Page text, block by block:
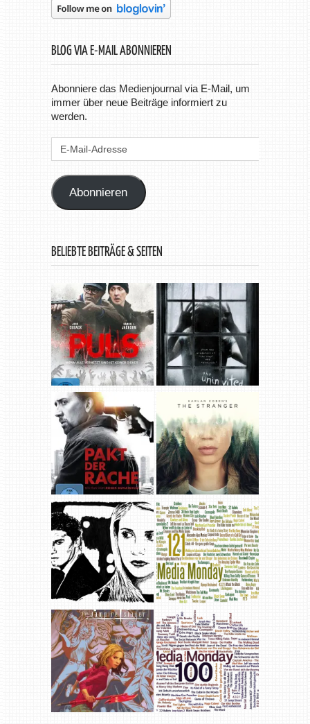
BLOG VIA E-MAIL ABONNIEREN
Abonniere das Medienjournal via E-Mail, um
immer über neue Beiträge informiert zu
werden.
Abonnieren
BELIEBTE BEITRÄGE & SEITEN